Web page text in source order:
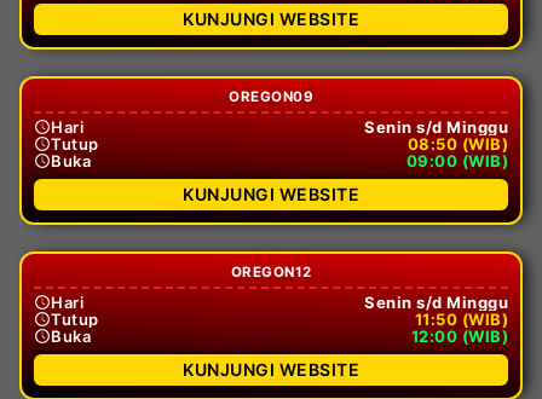
KUNJUNGI WEBSITE
OREGON09
Hari
Senin s/d Minggu
Tutup
08:50 (WIB)
Buka
09:00 (WIB)
KUNJUNGI WEBSITE
OREGON12
Hari
Senin s/d Minggu
Tutup
11:50 (WIB)
Buka
12:00 (WIB)
KUNJUNGI WEBSITE